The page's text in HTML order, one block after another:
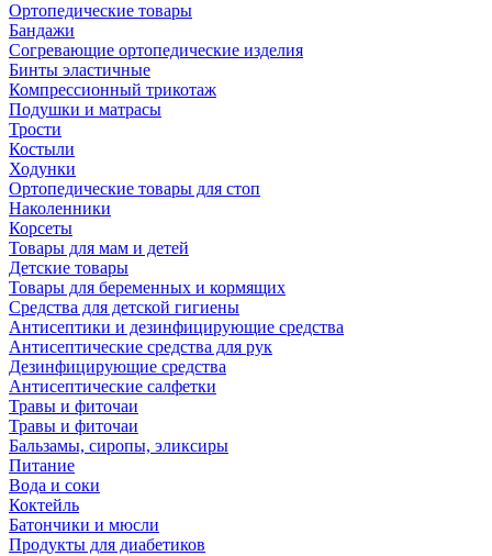
Ортопедические товары
Бандажи
Согревающие ортопедические изделия
Бинты эластичные
Компрессионный трикотаж
Подушки и матрасы
Трости
Костыли
Ходунки
Ортопедические товары для стоп
Наколенники
Корсеты
Товары для мам и детей
Детские товары
Товары для беременных и кормящих
Средства для детской гигиены
Антисептики и дезинфицирующие средства
Антисептические средства для рук
Дезинфицирующие средства
Антисептические салфетки
Травы и фиточаи
Травы и фиточаи
Бальзамы, сиропы, эликсиры
Питание
Вода и соки
Коктейль
Батончики и мюсли
Продукты для диабетиков